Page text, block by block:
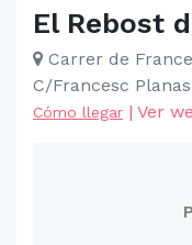
El Rebost
Carrer de
C/Francesc
Cómo llegar | Ver